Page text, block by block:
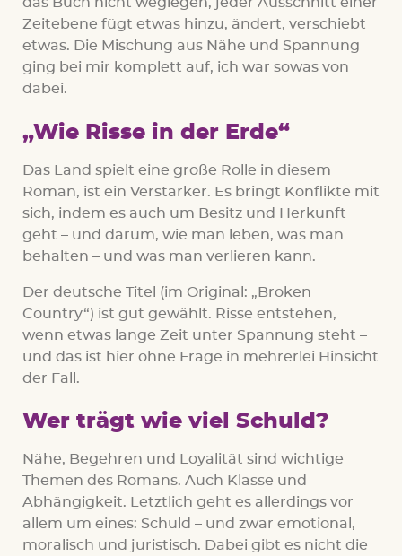
das Buch nicht weglegen, jeder Ausschnitt einer
Zeitebene fügt etwas hinzu, ändert, verschiebt
etwas. Die Mischung aus Nähe und Spannung
ging bei mir komplett auf, ich war sowas von
dabei.
„Wie Risse in der Erde“
Das Land spielt eine große Rolle in diesem
Roman, ist ein Verstärker. Es bringt Konflikte mit
sich, indem es auch um Besitz und Herkunft
geht – und darum, wie man leben, was man
behalten – und was man verlieren kann.
Der deutsche Titel (im Original: „Broken
Country“) ist gut gewählt. Risse entstehen,
wenn etwas lange Zeit unter Spannung steht –
und das ist hier ohne Frage in mehrerlei Hinsicht
der Fall.
Wer trägt wie viel Schuld?
Nähe, Begehren und Loyalität sind wichtige
Themen des Romans. Auch Klasse und
Abhängigkeit. Letztlich geht es allerdings vor
allem um eines: Schuld – und zwar emotional,
moralisch und juristisch. Dabei gibt es nicht die